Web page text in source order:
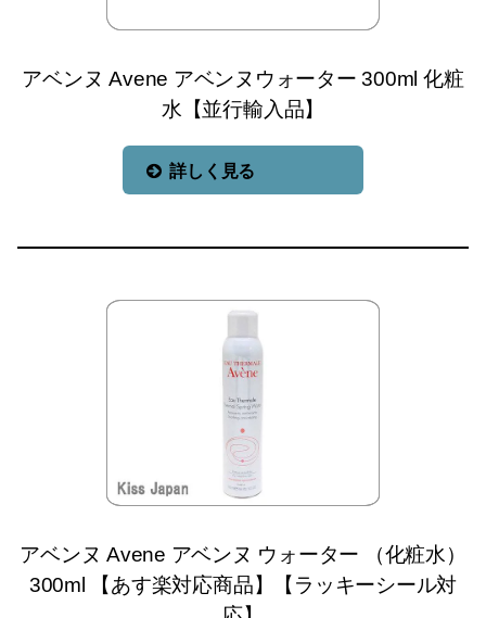
アベンヌ Avene アベンヌウォーター 300ml 化粧
水【並行輸入品】
詳しく見る
アベンヌ Avene アベンヌ ウォーター （化粧水）
300ml 【あす楽対応商品】【ラッキーシール対